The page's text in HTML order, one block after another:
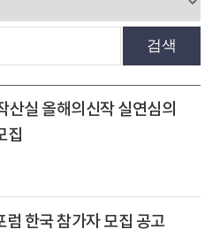
검색
실 올해의신작 실연심의
집
한국 참가자 모집 공고